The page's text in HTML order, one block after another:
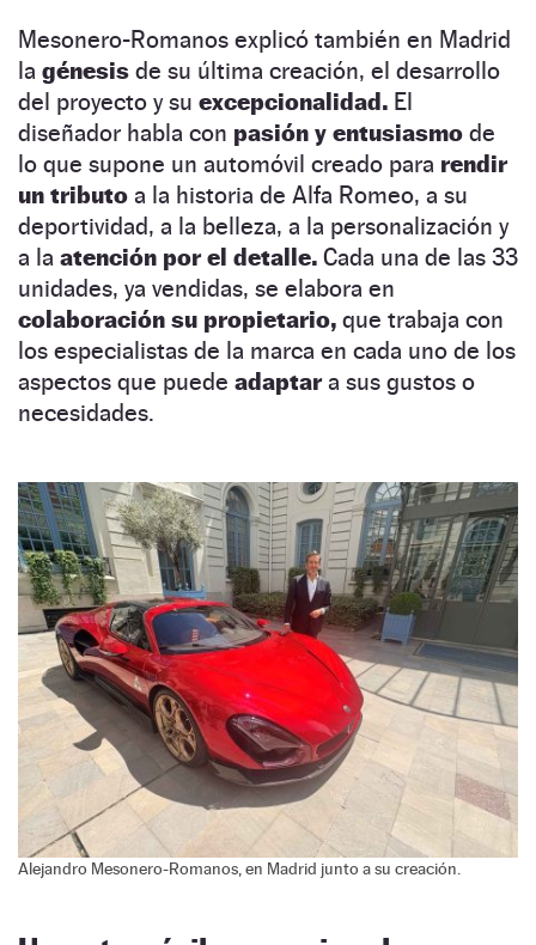
Mesonero-Romanos explicó también en Madrid
la génesis de su última creación, el desarrollo
del proyecto y su excepcionalidad. El
diseñador habla con pasión y entusiasmo de
lo que supone un automóvil creado para rendir
un tributo a la historia de Alfa Romeo, a su
deportividad, a la belleza, a la personalización y
a la atención por el detalle. Cada una de las 33
unidades, ya vendidas, se elabora en
colaboración su propietario, que trabaja con
los especialistas de la marca en cada uno de los
aspectos que puede adaptara sus gustos o
necesidades.
Alejandro Mesonero-Romanos, en Madrid junto a su creación.